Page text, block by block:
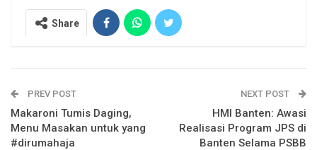
Share
PREV POST
Makaroni Tumis Daging,
Menu Masakan untuk yang
#dirumahaja
NEXT POST
HMI Banten: Awasi
Realisasi Program JPS di
Banten Selama PSBB